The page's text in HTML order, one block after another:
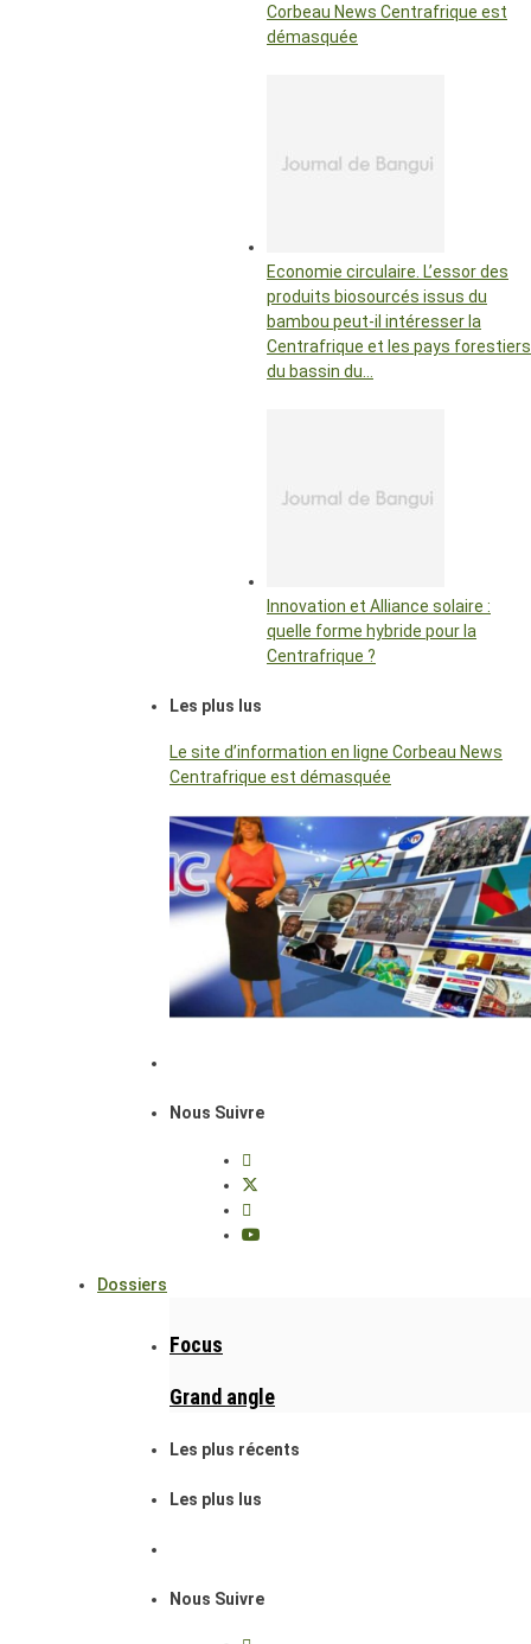
Corbeau News Centrafrique est
démasquée
Economie circulaire. L’essor des
produits biosourcés issus du
bambou peut-il intéresser la
Centrafrique et les pays forestiers
du bassin du…
Innovation et Alliance solaire :
quelle forme hybride pour la
Centrafrique ?
Les plus lus
Le site d’information en ligne Corbeau News
Centrafrique est démasquée
Nous Suivre
Dossiers
Focus
Grand angle
Les plus récents
Les plus lus
Nous Suivre